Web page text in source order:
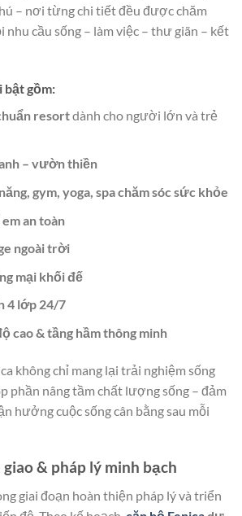
– nơi từng chi tiết đều được chăm
nhu cầu sống – làm việc – thư giãn – kết
bật gồm:
resortdành cho người lớn và trẻ
– vườn thiền
gym, yoga, spa chăm sóc sức khỏe
an toàn
ngoài trời
mại khối đế
4 lớp 24/7
cao & tầng hầm thông minh
không chỉ mang lại trải nghiệm sống
phần nâng tầm chất lượng sống – đảm
hưởng cuộc sống cân bằng sau mỗi
& pháp lý minh bạch
giai đoạn hoàn thiện pháp lý và triển